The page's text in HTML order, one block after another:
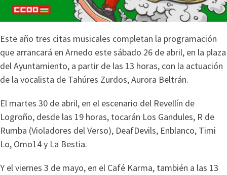
Este año tres citas musicales completan la programación
que arrancará en Arnedo este sábado 26 de abril, en la plaza
del Ayuntamiento, a partir de las 13 horas, con la actuación
de la vocalista de Tahúres Zurdos, Aurora Beltrán.
El martes 30 de abril, en el escenario del Revellín de
Logroño, desde las 19 horas, tocarán Los Gandules, R de
Rumba (Violadores del Verso), DeafDevils, Enblanco, Timi
Lo, Omo14 y La Bestia.
Y el viernes 3 de mayo, en el Café Karma, también a las 13